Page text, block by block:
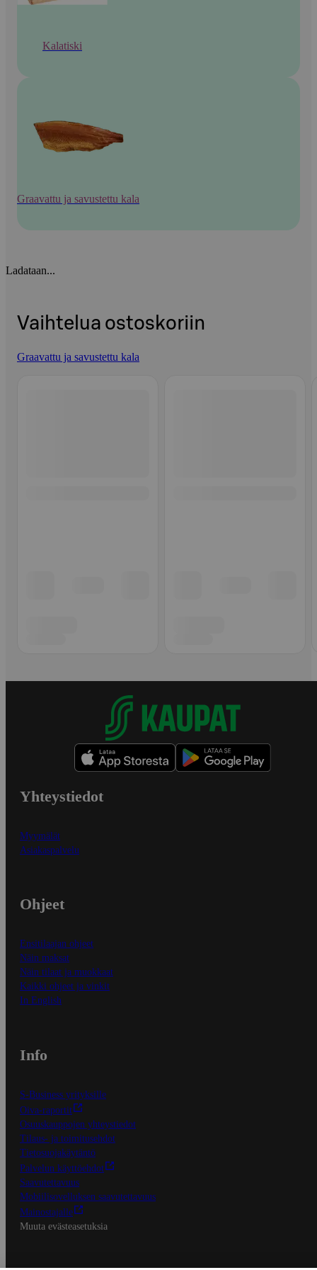
Kalatiski
Graavattu ja savustettu kala
Ladataan...
Vaihtelua ostoskoriin
Graavattu ja savustettu kala
Yhteystiedot
Myymälät
Asiakaspalvelu
Ohjeet
Ensitilaajan ohjeet
Näin maksat
Näin tilaat ja muokkaat
Kaikki ohjeet ja vinkit
In English
Info
S-Business yrityksille
Oiva-raportit
Osuuskauppojen yhteystiedot
Tilaus- ja toimitusehdot
Tietosuojakäytäntö
Palvelun käyttöehdot
Saavutettavuus
Mobiilisovelluksen saavutettavuus
Mainostajalle
Muuta evästeasetuksia